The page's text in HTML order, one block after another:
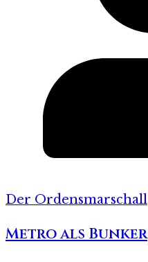
Der Ordensmarschall
Metro als Bunker